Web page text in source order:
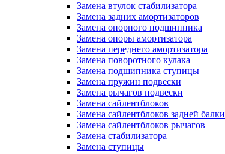
Замена втулок стабилизатора
Замена задних амортизаторов
Замена опорного подшипника
Замена опоры амортизатора
Замена переднего амортизатора
Замена поворотного кулака
Замена подшипника ступицы
Замена пружин подвески
Замена рычагов подвески
Замена сайлентблоков
Замена сайлентблоков задней балки
Замена сайлентблоков рычагов
Замена стабилизатора
Замена ступицы